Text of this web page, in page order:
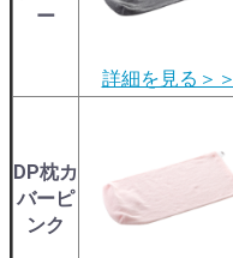
ー
詳細を見る＞＞
DP枕カ
バーピ
ンク